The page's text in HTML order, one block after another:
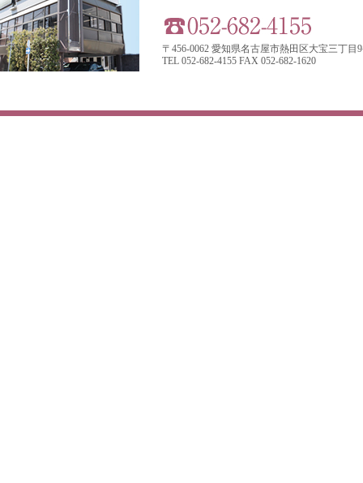
〒456-0062 愛知県名古屋市熱田区大宝三丁目
TEL 052-682-4155 FAX 052-682-1620